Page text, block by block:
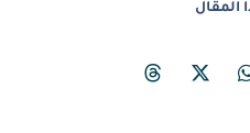
المقال